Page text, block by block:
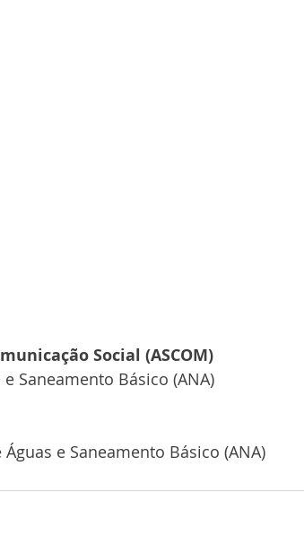
Social (ASCOM)
Saneamento Básico (ANA)
e Saneamento Básico (ANA)